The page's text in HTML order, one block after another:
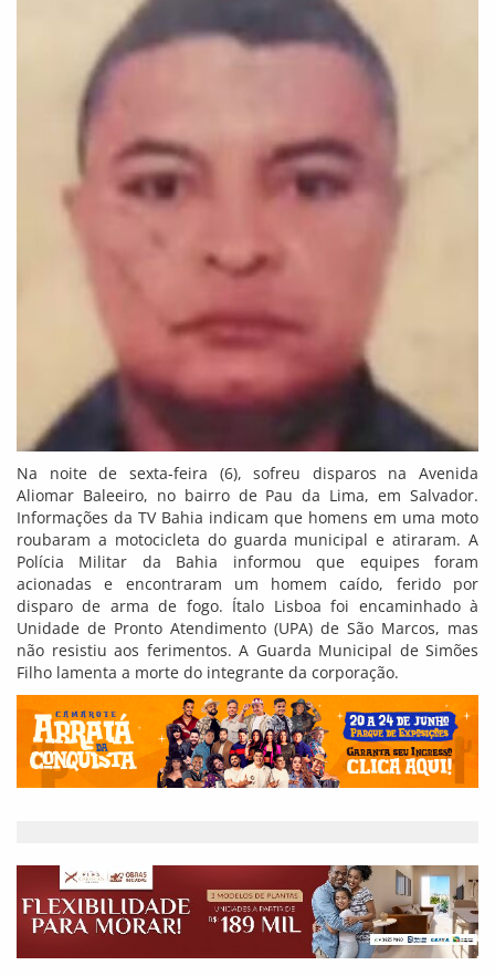
Na noite de sexta-feira (6), sofreu disparos na Avenida
Aliomar Baleeiro, no bairro de Pau da Lima, em Salvador.
Informações da TV Bahia indicam que homens em uma moto
roubaram a motocicleta do guarda municipal e atiraram. A
Polícia Militar da Bahia informou que equipes foram
acionadas e encontraram um homem caído, ferido por
disparo de arma de fogo. Ítalo Lisboa foi encaminhado à
Unidade de Pronto Atendimento (UPA) de São Marcos, mas
não resistiu aos ferimentos. A Guarda Municipal de Simões
Filho lamenta a morte do integrante da corporação.